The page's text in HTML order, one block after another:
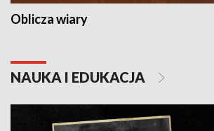
Oblicza wiary
NAUKA I EDUKACJA